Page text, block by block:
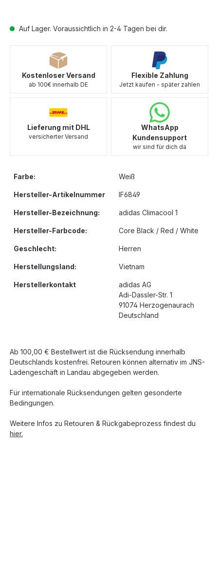
Auf Lager. Voraussichtlich in 2-4 Tagen bei dir.
Kostenloser Versand
ab 100€ innerhalb DE
Flexible Zahlung
Jetzt kaufen - später zahlen
Lieferung mit DHL
versicherter Versand
WhatsApp
Kundensupport
wir sind für dich da
Farbe: Weiß
Hersteller-Artikelnummer IF6849
Hersteller-Bezeichnung: adidas Climacool 1
Hersteller-Farbcode: Core Black / Red / White
Geschlecht: Herren
Herstellungsland: Vietnam
Herstellerkontakt
adidas AG
Adi-Dassler-Str. 1
91074 Herzogenaurach
Deutschland
Ab 100,00 € Bestellwert ist die Rücksendung innerhalb
Deutschlands kostenfrei. Retouren können alternativ im JNS-
Ladengeschäft in Landau abgegeben werden.
Für internationale Rücksendungen gelten gesonderte
Bedingungen.
Weitere Infos zu Retouren & Rückgabeprozess findest du
hier.